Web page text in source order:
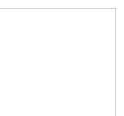
+ 輔助鏡頭，
HD 模式，細
膠卷相機與人
有情感；前置